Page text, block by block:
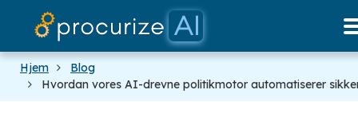
Hjem
Blog
Hvordan vores AI-drevne politikmotor automatiserer